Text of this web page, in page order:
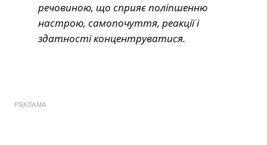
речовиною, що сприяє поліпшенню
настрою, самопочуття, реакції і
здатності концентруватися.
РЕКЛАМА